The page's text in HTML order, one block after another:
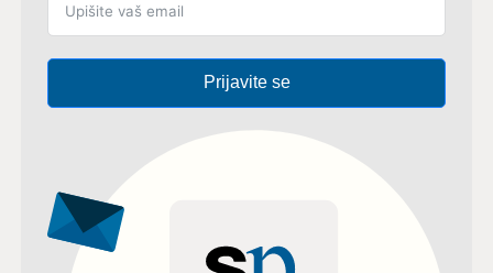
Prijavite se